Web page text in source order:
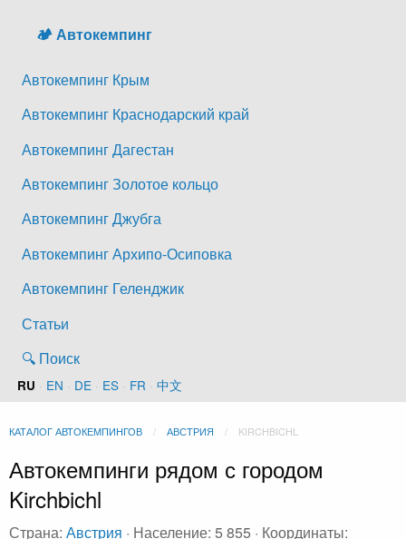
🏕️ Автокемпинг
Автокемпинг Крым
Автокемпинг Краснодарский край
Автокемпинг Дагестан
Автокемпинг Золотое кольцо
Автокемпинг Джубга
Автокемпинг Архипо-Осиповка
Автокемпинг Геленджик
Статьи
🔍 Поиск
RU · EN · DE · ES · FR · 中文
КАТАЛОГ АВТОКЕМПИНГОВ АВСТРИЯ KIRCHBICHL
Автокемпинги рядом с городом
Kirchbichl
Страна: Австрия · Население: 5 855 · Координаты: